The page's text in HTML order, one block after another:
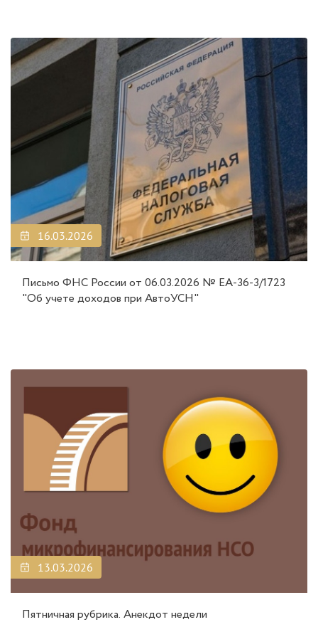
16.03.2026
Письмо ФНС России от 06.03.2026 № ЕА-36-3/1723
"Об учете доходов при АвтоУСН"
13.03.2026
Пятничная рубрика. Анекдот недели